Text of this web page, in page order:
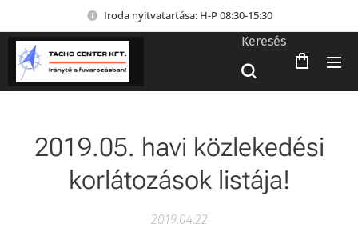
Iroda nyitvatartása: H-P 08:30-15:30
Keresés
2019.05. havi közlekedési
korlátozások listája!
2019.04.22